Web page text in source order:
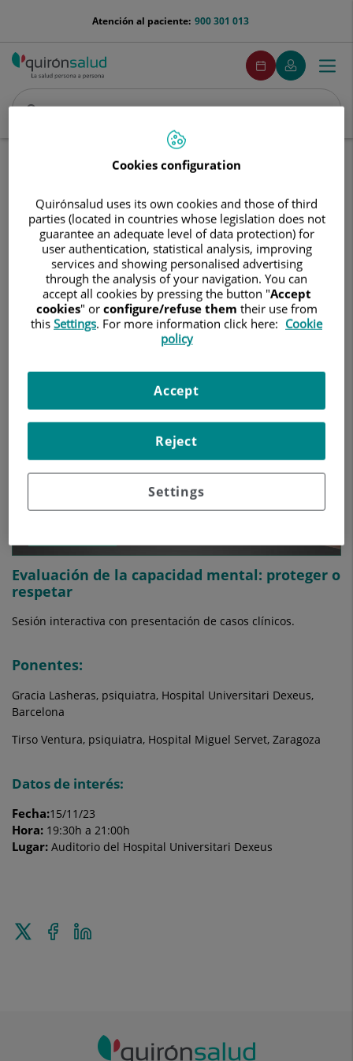
menu-
900 301 013
Atención al paciente:
Buscar
Buscar
menuPedirCita
Pedir
cita
Mi
Quirónsalud
Menú
Eventos
Evaluación
capacidad
mental:
Proteger
respetar
Evaluación de la capacidad
mental: Proteger o respetar
(Webinar)
13 de diciembre de 2023
Evaluación de la capacidad mental: proteger o
respetar
Sesión interactiva con presentación de casos clínicos.
Ponentes:
Gracia Lasheras, psiquiatra, Hospital Universitari Dexeus,
Barcelona
Tirso Ventura, psiquiatra, Hospital Miguel Servet, Zaragoza
Datos de interés:
Fecha:15/11/23
Hora: 19:30h a 21:00h
Lugar: Auditorio del Hospital Universitari Dexeus
Enviar
Compartir
en
Cookies configuration
Quirónsalud uses its own cookies and those of third
parties (located in countries whose legislation does not
guarantee an adequate level of data protection) for
user authentication, statistical analysis, improving
services and showing personalised advertising
through the analysis of your navigation. You can
accept all cookies by pressing the button "Accept
cookies" or configure/refuse them their use from
this Settings. For more information click here: Cookie
policy
Settings
Reject
Accept